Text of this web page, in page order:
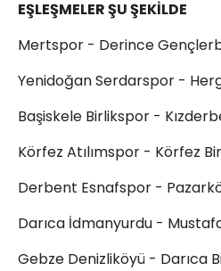
EŞLEŞMELER ŞU ŞEKİLDE
Mertspor - Derince
Yenidoğan Serdarspor -
Başiskele Birlikspor -
Körfez Atılımspor - Körfez
Derbent Esnafspor -
Darıca İdmanyurdu -
Gebze Denizliköyü - Darıca